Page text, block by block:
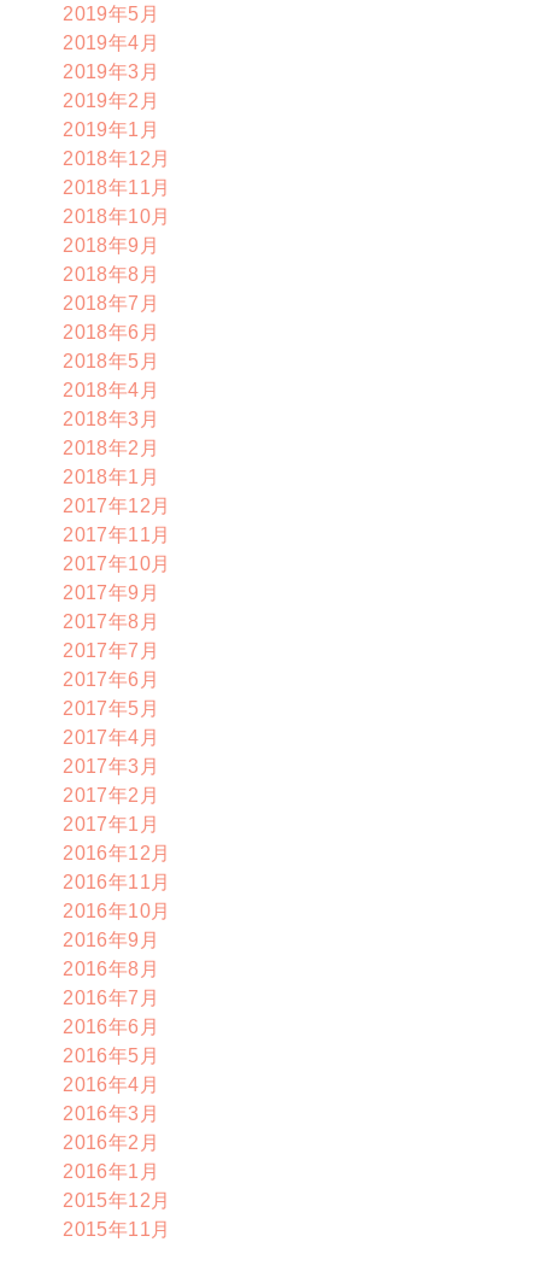
2019年5月
2019年4月
2019年3月
2019年2月
2019年1月
2018年12月
2018年11月
2018年10月
2018年9月
2018年8月
2018年7月
2018年6月
2018年5月
2018年4月
2018年3月
2018年2月
2018年1月
2017年12月
2017年11月
2017年10月
2017年9月
2017年8月
2017年7月
2017年6月
2017年5月
2017年4月
2017年3月
2017年2月
2017年1月
2016年12月
2016年11月
2016年10月
2016年9月
2016年8月
2016年7月
2016年6月
2016年5月
2016年4月
2016年3月
2016年2月
2016年1月
2015年12月
2015年11月